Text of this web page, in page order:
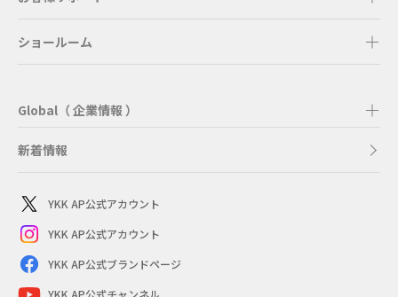
ショールーム
Global（ 企業情報 ）
新着情報
YKK AP公式アカウント
YKK AP公式アカウント
YKK AP公式ブランドページ
YKK AP公式チャンネル